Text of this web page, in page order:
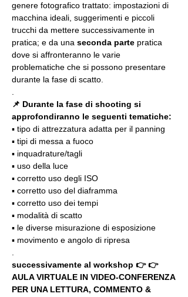
genere fotografico trattato: impostazioni di
macchina ideali, suggerimenti e piccoli
trucchi da mettere successivamente in
pratica; e da una seconda parte pratica
dove si affronteranno le varie
problematiche che si possono presentare
durante la fase di scatto.
📌 Durante la fase di shooting si
approfondiranno le seguenti tematiche:
▪️ tipo di attrezzatura adatta per il panning
▪️ tipi di messa a fuoco
▪️ inquadrature/tagli
▪️ uso della luce
▪️ corretto uso degli ISO
▪️ corretto uso del diaframma
▪️ corretto uso dei tempi
▪️ modalità di scatto
▪️ le diverse misurazione di esposizione
▪️ movimento e angolo di ripresa
successivamente al workshop 👉 👉
AULA VIRTUALE IN VIDEO-CONFERENZA
PER UNA LETTURA, COMMENTO &